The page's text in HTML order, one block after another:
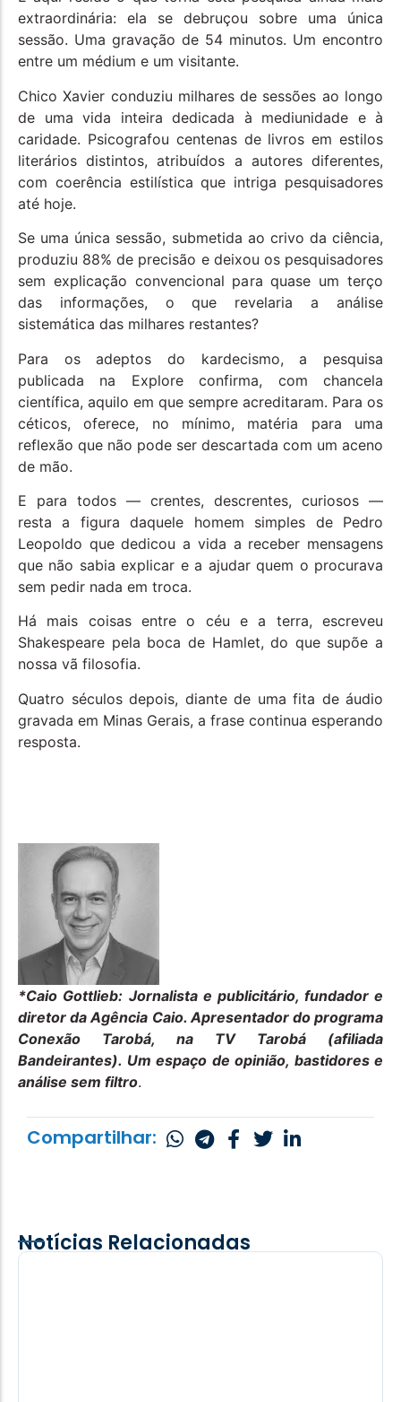
extraordinária: ela se debruçou sobre uma única
sessão. Uma gravação de 54 minutos. Um encontro
entre um médium e um visitante.
Chico Xavier conduziu milhares de sessões ao longo
de uma vida inteira dedicada à mediunidade e à
caridade. Psicografou centenas de livros em estilos
literários distintos, atribuídos a autores diferentes,
com coerência estilística que intriga pesquisadores
até hoje.
Se uma única sessão, submetida ao crivo da ciência,
produziu 88% de precisão e deixou os pesquisadores
sem explicação convencional para quase um terço
das informações, o que revelaria a análise
sistemática das milhares restantes?
Para os adeptos do kardecismo, a pesquisa
publicada na Explore confirma, com chancela
científica, aquilo em que sempre acreditaram. Para os
céticos, oferece, no mínimo, matéria para uma
reflexão que não pode ser descartada com um aceno
de mão.
E para todos — crentes, descrentes, curiosos —
resta a figura daquele homem simples de Pedro
Leopoldo que dedicou a vida a receber mensagens
que não sabia explicar e a ajudar quem o procurava
sem pedir nada em troca.
Há mais coisas entre o céu e a terra, escreveu
Shakespeare pela boca de Hamlet, do que supõe a
nossa vã filosofia.
Quatro séculos depois, diante de uma fita de áudio
gravada em Minas Gerais, a frase continua esperando
resposta.
*Caio Gottlieb: Jornalista e publicitário, fundador e
diretor da Agência Caio. Apresentador do programa
Conexão Tarobá, na TV Tarobá (afiliada
Bandeirantes). Um espaço de opinião, bastidores e
análise sem filtro.
Compartilhar:
Notícias Relacionadas